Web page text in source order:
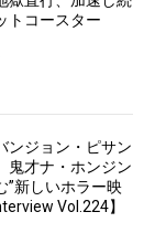
トコースター
ンジョン・ピサン
才ナ・ホンジン
”新しいホラー映
Vol.224】